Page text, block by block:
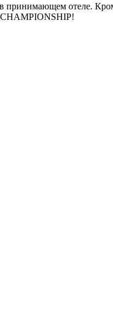
принимающем отеле.